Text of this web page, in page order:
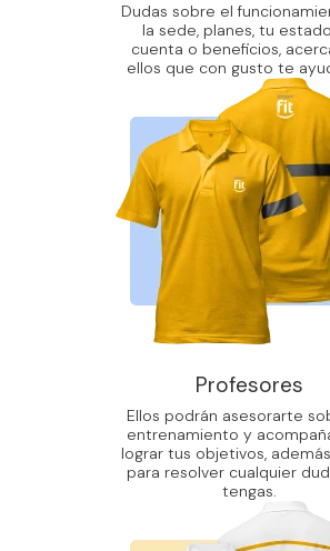
Dudas sobre el
la sede, planes, tu
cuenta o beneficios,
ellos que con gusto te
Profesores
Ellos podrán asesorarte
entrenamiento y
lograr tus objetivos,
para resolver cualquier
tengas.